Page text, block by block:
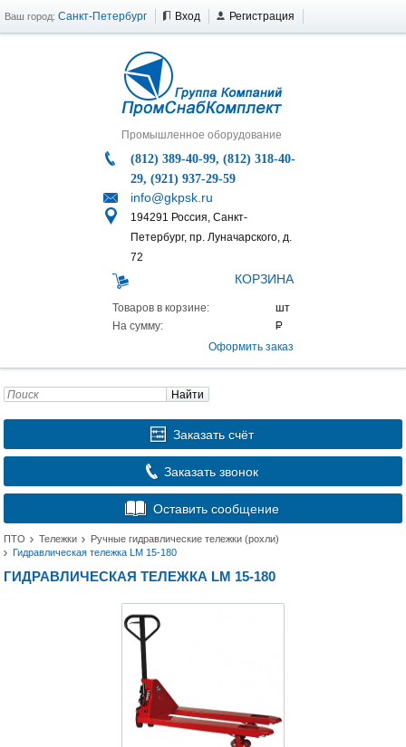
Ваш город: Санкт-Петербург Вход Регистрация
Промышленное оборудование
(812) 389-40-99, (812) 318-40-
29, (921) 937-29-59
info@gkpsk.ru
194291 Россия, Санкт-
Петербург, пр. Луначарского, д.
72
КОРЗИНА
Товаров в корзине:
На сумму:
Оформить заказ
Найти
Заказать счёт
Заказать звонок
Оставить сообщение
ПТО Тележки
Ручные гидравлические тележки (рохли)
Гидравлическая тележка LM 15-180
ГИДРАВЛИЧЕСКАЯ ТЕЛЕЖКА LM 15-180